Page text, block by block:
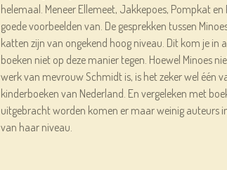
helemaal. Meneer Ellemeet, Jakkepoes, Pompkat en
goede voorbeelden van. De gesprekken tussen
katten zijn van ongekend hoog niveau. Dit kom je in
boeken niet op deze manier tegen. Hoewel Minoes
werk van mevrouw Schmidt is, is het zeker wel één
kinderboeken van Nederland. En vergeleken met
uitgebracht worden komen er maar weinig auteurs
van haar niveau.